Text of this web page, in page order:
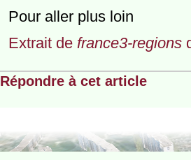
Pour aller plus loin
Extrait de france3-regions
Répondre à cet article